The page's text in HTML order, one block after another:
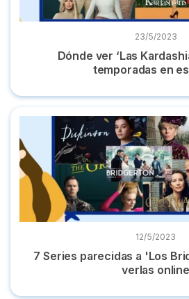
23/5/2023
Dónde ver ‘Las
temporadas en
7 Series parecidas a 'Los
12/5/2023
7 Series parecidas a 'Los
verlas online